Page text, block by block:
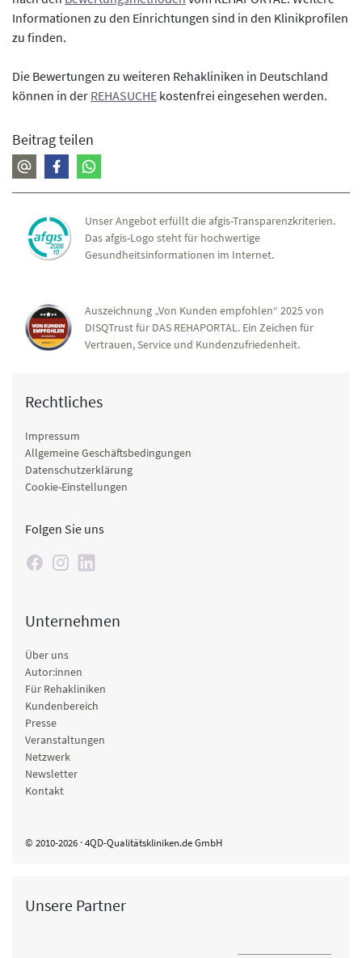
Informationen zu den Einrichtungen sind in den Klinikprofilen
zu finden.
Die Bewertungen zu weiteren Rehakliniken in Deutschland
können in der REHASUCHE kostenfrei eingesehen werden.
Beitrag teilen
Unser Angebot erfüllt die afgis-Transparenzkriterien.
Das afgis-Logo steht für hochwertige
Gesundheitsinformationen im Internet.
Auszeichnung „Von Kunden empfohlen“ 2025 von
DISQTrust für DAS REHAPORTAL. Ein Zeichen für
Vertrauen, Service und Kundenzufriedenheit.
Rechtliches
Impressum
Allgemeine Geschäftsbedingungen
Datenschutzerklärung
Cookie-Einstellungen
Folgen Sie uns
Unternehmen
Über uns
Autor:innen
Für Rehakliniken
Kundenbereich
Presse
Veranstaltungen
Netzwerk
Newsletter
Kontakt
© 2010-2026 · 4QD-Qualitätskliniken.de GmbH
Unsere Partner